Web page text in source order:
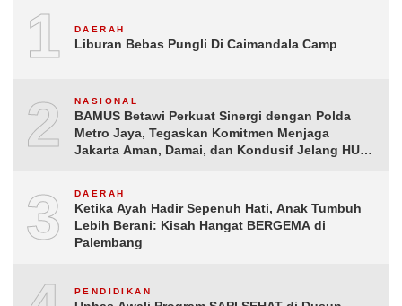
1 DAERAH
Liburan Bebas Pungli Di Caimandala Camp
2 NASIONAL
BAMUS Betawi Perkuat Sinergi dengan Polda
Metro Jaya, Tegaskan Komitmen Menjaga
Jakarta Aman, Damai, dan Kondusif Jelang HUT
3 DAERAH
Ketika Ayah Hadir Sepenuh Hati, Anak Tumbuh
Lebih Berani: Kisah Hangat BERGEMA di
Palembang
PENDIDIKAN